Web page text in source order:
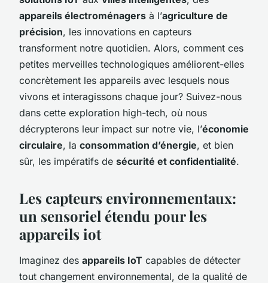
appareils électroménagers à l’agriculture de
précision, les innovations en capteurs
transforment notre quotidien. Alors, comment ces
petites merveilles technologiques améliorent-elles
concrètement les appareils avec lesquels nous
vivons et interagissons chaque jour? Suivez-nous
dans cette exploration high-tech, où nous
décrypterons leur impact sur notre vie, l’économie
circulaire, la consommation d’énergie, et bien
sûr, les impératifs de sécurité et confidentialité.
Les capteurs environnementaux:
un sensoriel étendu pour les
appareils iot
Imaginez des appareils IoT capables de détecter
tout changement environnemental, de la qualité de